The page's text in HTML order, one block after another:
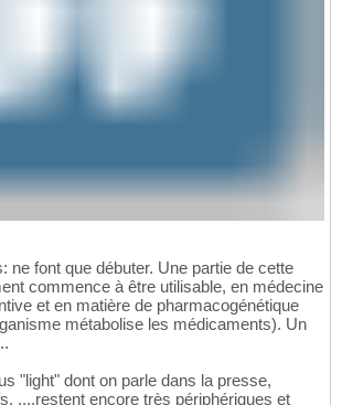
ne font que débuter. Une partie de cette
commence à être utilisable, en médecine
et en matière de pharmacogénétique
métabolise les médicaments). Un
"light" dont on parle dans la presse,
....restent encore très périphériques et